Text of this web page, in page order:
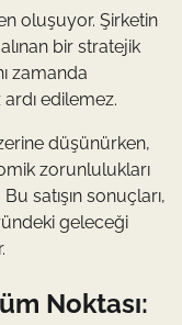
oluşuyor. Şirketin
bir stratejik
zamanda
edilemez.
düşünürken,
zorunlulukları
satışın sonuçları,
geleceği
Noktası: